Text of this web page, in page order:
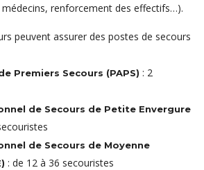
médecins, renforcement des effectifs…).
peuvent assurer des postes de secours
Premiers Secours (PAPS) : 2
de Secours de Petite Envergure
de Secours de Moyenne
: de 12 à 36 secouristes